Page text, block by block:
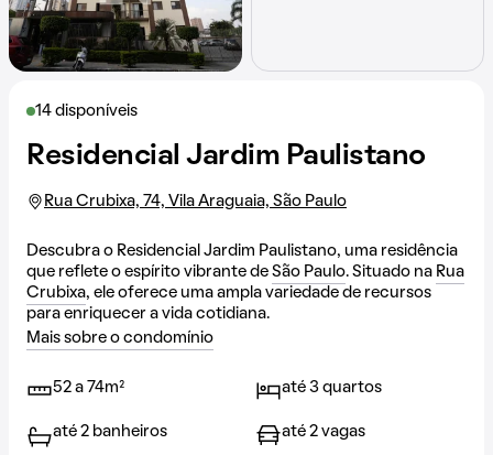
14 disponíveis
Residencial Jardim Paulistano
Rua Crubixa, 74, Vila Araguaia, São Paulo
Descubra o Residencial Jardim Paulistano, uma residência
que reflete o espírito vibrante de São Paulo. Situado na Rua
Crubixa, ele oferece uma ampla variedade de recursos
para enriquecer a vida cotidiana.
Mais sobre o condomínio
52 a 74m² até 3 quartos
até 2 banheiros até 2 vagas